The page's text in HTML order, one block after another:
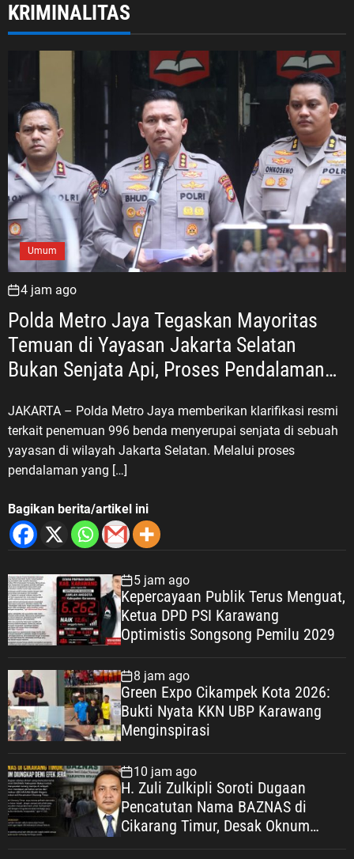
KRIMINALITAS
Umum
4 jam ago
Polda Metro Jaya Tegaskan Mayoritas
Temuan di Yayasan Jakarta Selatan
Bukan Senjata Api, Proses Pendalaman
JAKARTA – Polda Metro Jaya memberikan klarifikasi resmi
terkait penemuan 996 benda menyerupai senjata di sebuah
yayasan di wilayah Jakarta Selatan. Melalui proses
pendalaman yang […]
Bagikan berita/artikel ini
5 jam ago
Kepercayaan Publik Terus Menguat,
Ketua DPD PSI Karawang
Optimistis Songsong Pemilu 2029
8 jam ago
Green Expo Cikampek Kota 2026:
Bukti Nyata KKN UBP Karawang
Menginspirasi
10 jam ago
H. Zuli Zulkipli Soroti Dugaan
Pencatutan Nama BAZNAS di
Cikarang Timur, Desak Oknum